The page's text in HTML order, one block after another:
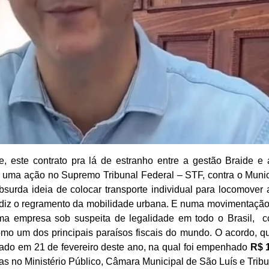
este contrato pra lá de estranho entre a gestão Braide e
ação no Supremo Tribunal Federal – STF, contra o
ideia de colocar transporte individual para
o regramento da mobilidade urbana. E numa
empresa sob suspeita de legalidade em todo o Brasil,
um dos principais paraísos fiscais do mundo. O acordo,
em 21 de fevereiro deste ano, na qual foi empenhado R$
no Ministério Público, Câmara Municipal de São Luís e